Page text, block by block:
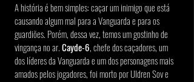
A história é bem simples: caçar um inimigo que está
causando algum mal para a Vanguarda e para os
guardiões. Porém, dessa vez, temos um gostinho de
vingança no ar. Cayde-6, chefe dos caçadores, um
dos líderes da Vanguarda e um dos personagens mais
amados pelos jogadores, foi morto por Uldren Sov e